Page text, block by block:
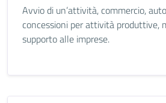
Avvio di un’attività, commercio,
concessioni per attività produttive,
supporto alle imprese.